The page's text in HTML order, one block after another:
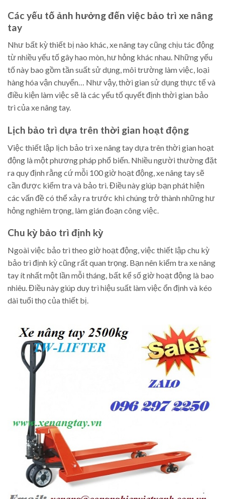
Các yếu tố ảnh hưởng đến việc bảo trì xe nâng
tay
Như bất kỳ thiết bị nào khác, xe nâng tay cũng chịu tác động
từ nhiều yếu tố gây hao mòn, hư hỏng khác nhau. Những yếu
tố này bao gồm tần suất sử dụng, môi trường làm việc, loại
hàng hóa vận chuyển… Như vậy, thời gian sử dụng thực tế và
điều kiện làm việc sẽ là các yếu tố quyết định thời gian bảo
trì của xe nâng tay.
Lịch bảo trì dựa trên thời gian hoạt động
Việc thiết lập lịch bảo trì xe nâng tay dựa trên thời gian hoạt
động là một phương pháp phổ biến. Nhiều người thường đặt
ra quy định rằng cứ mỗi 100 giờ hoạt động, xe nâng tay sẽ
cần được kiểm tra và bảo trì. Điều này giúp bạn phát hiện
các vấn đề có thể xảy ra trước khi chúng trở thành những hư
hỏng nghiêm trọng, làm gián đoạn công việc.
Chu kỳ bảo trì định kỳ
Ngoài việc bảo trì theo giờ hoạt động, việc thiết lập chu kỳ
bảo trì định kỳ cũng rất quan trọng. Bạn nên kiểm tra xe nâng
tay ít nhất một lần mỗi tháng, bất kể số giờ hoạt động là bao
nhiêu. Điều này giúp duy trì hiệu suất làm việc ổn định và kéo
dài tuổi thọ của thiết bị.